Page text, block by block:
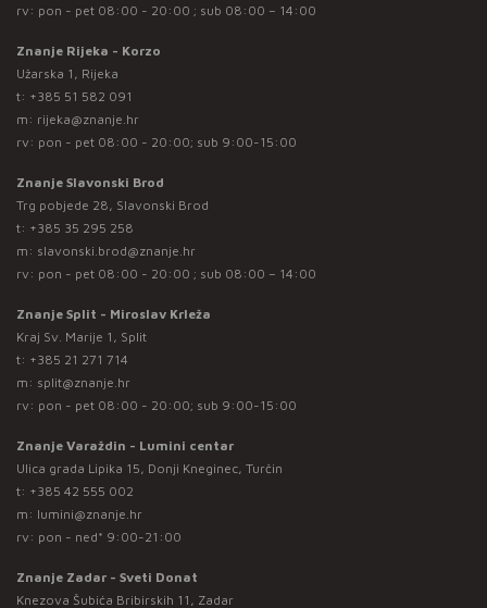
rv: pon - pet 08:00 - 20:00 ; sub 08:00 – 14:00
Znanje Rijeka - Korzo
Užarska 1, Rijeka
t: +385 51 582 091
m: rijeka@znanje.hr
rv: pon - pet 08:00 - 20:00; sub 9:00-15:00
Znanje Slavonski Brod
Trg pobjede 28, Slavonski Brod
t: +385 35 295 258
m: slavonski.brod@znanje.hr
rv: pon - pet 08:00 - 20:00 ; sub 08:00 – 14:00
Znanje Split - Miroslav Krleža
Kraj Sv. Marije 1, Split
t: +385 21 271 714
m: split@znanje.hr
rv: pon - pet 08:00 - 20:00; sub 9:00-15:00
Znanje Varaždin - Lumini centar
Ulica grada Lipika 15, Donji Kneginec, Turčin
t: +385 42 555 002
m: lumini@znanje.hr
rv: pon - ned* 9:00-21:00
Znanje Zadar - Sveti Donat
Knezova Šubića Bribirskih 11, Zadar